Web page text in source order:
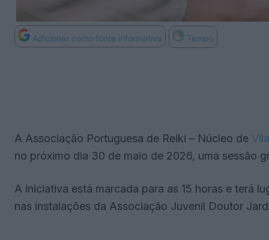
Adicionar como fonte informativa Tempo
A Associação Portuguesa de Reiki – Núcleo de
no próximo dia 30 de maio de 2026, uma sessão
A iniciativa está marcada para as 15 horas e terá
nas instalações da Associação Juvenil Doutor